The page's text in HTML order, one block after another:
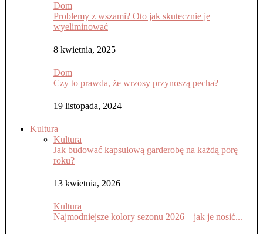
Dom
Problemy z wszami? Oto jak skutecznie je
wyeliminować
8 kwietnia, 2025
Dom
Czy to prawda, że wrzosy przynoszą pecha?
19 listopada, 2024
Kultura
Kultura
Jak budować kapsułową garderobę na każdą porę
roku?
13 kwietnia, 2026
Kultura
Najmodniejsze kolory sezonu 2026 – jak je nosić...